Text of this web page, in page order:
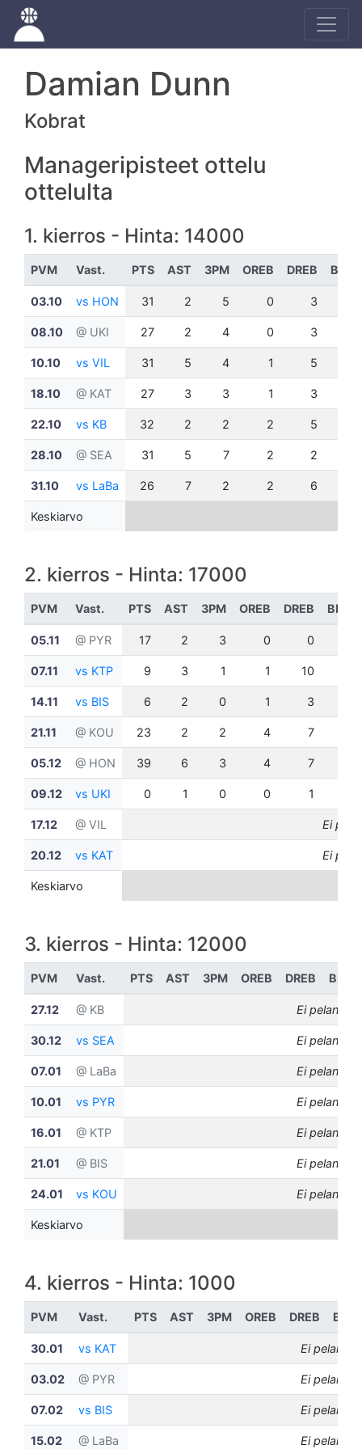
Damian Dunn
Kobrat
Manageripisteet ottelu
ottelulta
1. kierros - Hinta: 14000
PVM Vast. PTS AST 3PM OREB DREB BLK
03.10 vs HON 31 2 5 0 3
08.10 @ UKI 27 2 4 0 3
10.10 vs VIL 31 5 4 1 5
18.10 @ KAT 27 3 3 1 3
22.10 vs KB 32 2 2 2 5
28.10 @ SEA 31 5 7 2 2
31.10 vs LaBa 26 7 2 2 6
Keskiarvo
2. kierros - Hinta: 17000
PVM Vast. PTS AST 3PM OREB DREB BLK
05.11 @ PYR 17 2 3 0 0
07.11 vs KTP 9 3 1 1 10
14.11 vs BIS 6 2 0 1 3
21.11 @ KOU 23 2 2 4 7
05.12 @ HON 39 6 3 4 7
09.12 vs UKI 0 1 0 0 1
17.12 @ VIL Ei
20.12 vs KAT Ei
Keskiarvo
3. kierros - Hinta: 12000
PVM Vast. PTS AST 3PM OREB DREB BLK
27.12 @ KB Ei pelannut
30.12 vs SEA Ei pelannut
07.01 @ LaBa Ei pelannut
10.01 vs PYR Ei pelannut
16.01 @ KTP Ei pelannut
21.01 @ BIS Ei pelannut
24.01 vs KOU Ei pelannut
Keskiarvo
4. kierros - Hinta: 1000
PVM Vast. PTS AST 3PM OREB DREB BLK
30.01 vs KAT Ei pelannut
03.02 @ PYR Ei pelannut
07.02 vs BIS Ei pelannut
15.02 @ LaBa Ei pelannut